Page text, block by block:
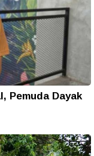
Pemuda Dayak